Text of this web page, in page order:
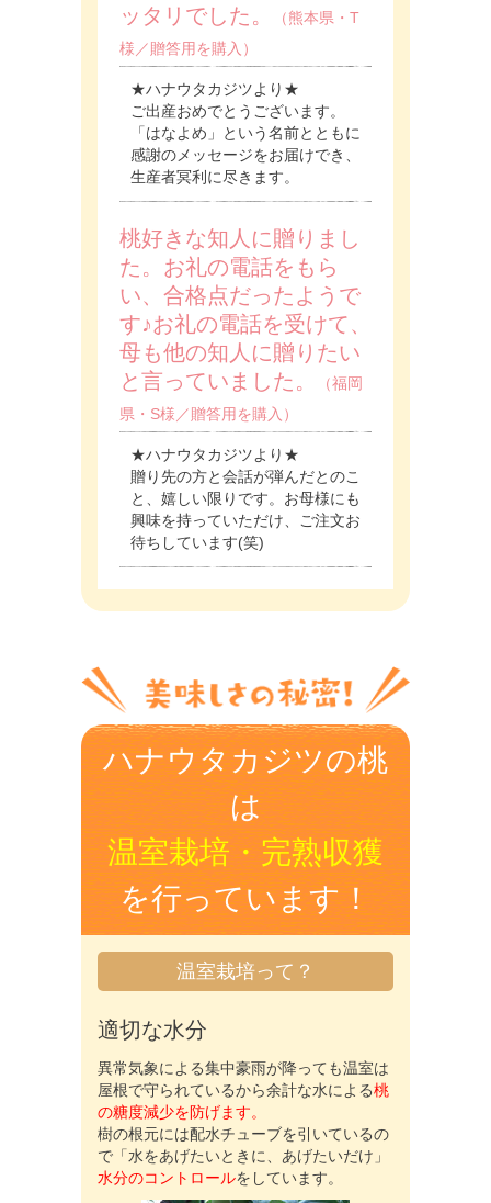
ッタリでした。
（熊本県・T
様／贈答用を購入）
★ハナウタカジツより★
ご出産おめでとうございます。
「はなよめ」という名前とともに
感謝のメッセージをお届けでき、
生産者冥利に尽きます。
桃好きな知人に贈りまし
た。お礼の電話をもら
い、合格点だったようで
す♪お礼の電話を受けて、
母も他の知人に贈りたい
と言っていました。
（福岡
県・S様／贈答用を購入）
★ハナウタカジツより★
贈り先の方と会話が弾んだとのこ
と、嬉しい限りです。お母様にも
興味を持っていただけ、ご注文お
待ちしています(笑)
ハナウタカジツの桃
は
温室栽培・完熟収獲
を行っています！
温室栽培って？
適切な水分
異常気象による集中豪雨が降っても温室は
屋根で守られているから余計な水による桃
の糖度減少を防げます。
樹の根元には配水チューブを引いているの
で「水をあげたいときに、あげたいだけ」
水分のコントロールをしています。